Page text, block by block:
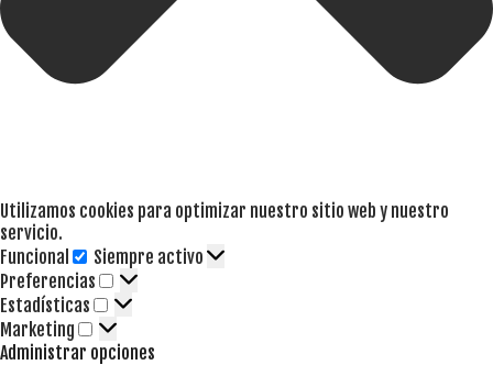
Utilizamos cookies para optimizar nuestro sitio web y nuestro
servicio.
Funcional
Funcional
Siempre activo
Preferencias
Preferencias
Estadísticas Estadísticas
Marketing Marketing
Administrar opciones